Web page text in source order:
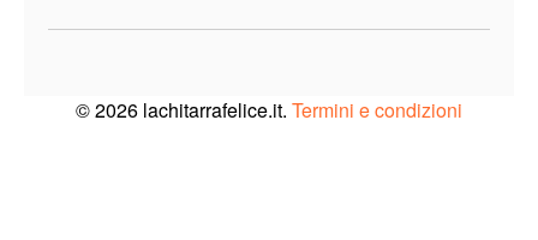
© 2026 lachitarrafelice.it. Termini e condizioni